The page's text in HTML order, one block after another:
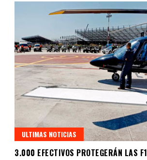
ULTIMAS NOTICIAS
3.000 EFECTIVOS PROTEGERÁN LAS F1